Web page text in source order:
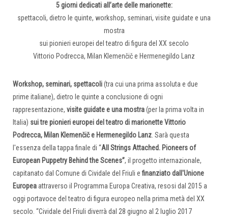
5 giorni dedicati all’arte delle marionette:
spettacoli, dietro le quinte, workshop, seminari, visite guidate e una
mostra
sui pionieri europei del teatro di figura del XX secolo
Vittorio Podrecca, Milan Klemenčič e Hermenegildo Lanz
Workshop, seminari, spettacoli(tra cui una prima assoluta e due
prime italiane), dietro le quinte a conclusione di ogni
rappresentazione, visite guidate e una mostra(per la prima volta in
Italia) sui tre pionieri europei del teatro di marionette Vittorio
Podrecca, Milan Klemenčič e Hermenegildo Lanz . Sarà questa
l'essenza della tappa finale di “All Strings Attached. Pioneers of
European Puppetry Behind the Scenes”, il progetto internazionale,
capitanato dal Comune di Cividale del Friuli efinanziato dall'Unione
Europeaattraverso il Programma Europa Creativa, resosi dal 2015 a
oggi portavoce del teatro di figura europeo nella prima metà del XX
secolo. “Cividale del Friuli diverrà dal 28 giugno al 2 luglio 2017